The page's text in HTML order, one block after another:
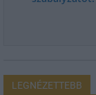
LEGNÉZETTEBB